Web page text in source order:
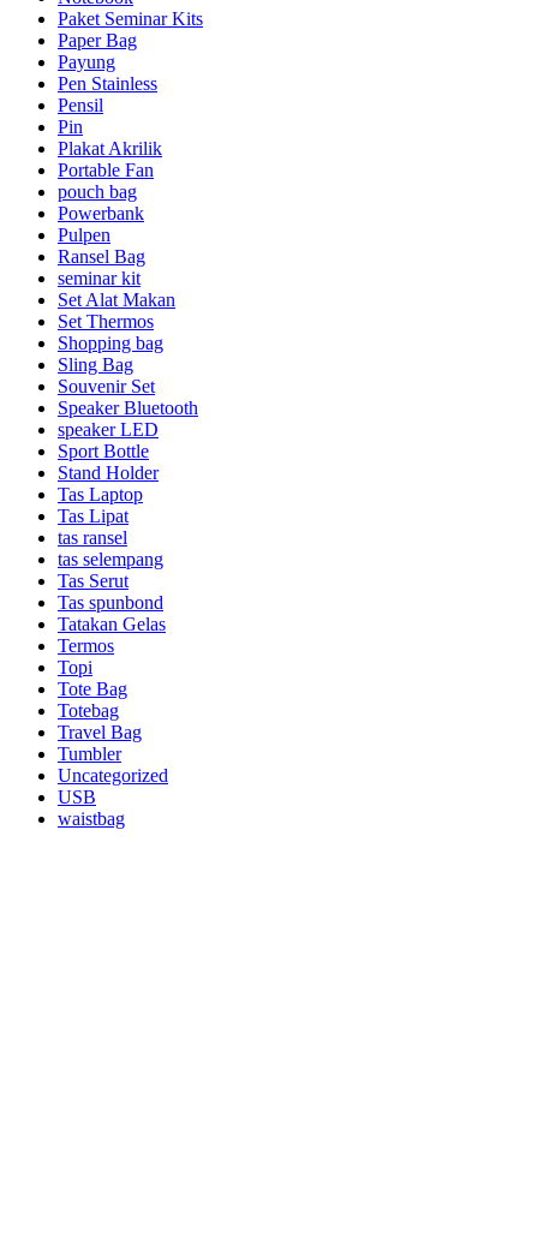
Paket Seminar Kits
Paper Bag
Payung
Pen Stainless
Pensil
Pin
Plakat Akrilik
Portable Fan
pouch bag
Powerbank
Pulpen
Ransel Bag
seminar kit
Set Alat Makan
Set Thermos
Shopping bag
Sling Bag
Souvenir Set
Speaker Bluetooth
speaker LED
Sport Bottle
Stand Holder
Tas Laptop
Tas Lipat
tas ransel
tas selempang
Tas Serut
Tas spunbond
Tatakan Gelas
Termos
Topi
Tote Bag
Totebag
Travel Bag
Tumbler
Uncategorized
USB
waistbag